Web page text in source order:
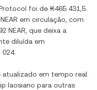
foi de ₭465 431,5
em circulação, com
NEAR , que deixa a
diluída em
024.
atualizado em tempo real.
laosiano para outras